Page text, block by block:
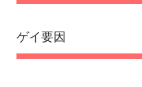
ゲイ要因